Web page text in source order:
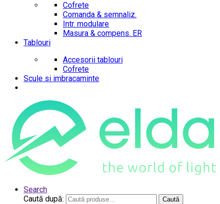
Cofrete
Comanda & semnaliz.
Intr. modulare
Masura & compens. ER
Tablouri
Accesorii tablouri
Cofrete
Scule si imbracaminte
Search
Caută după:
Caută